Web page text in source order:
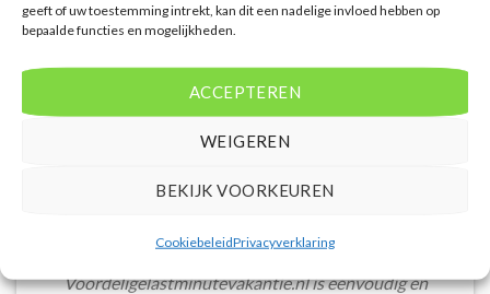
geeft of uw toestemming intrekt, kan dit een nadelige invloed hebben op
bepaalde functies en mogelijkheden.
ACCEPTEREN
WEIGEREN
BEKIJK VOORKEUREN
CookiebeleidPrivacyverklaring
Voordeligelastminutevakantie.nl is eenvoudig en